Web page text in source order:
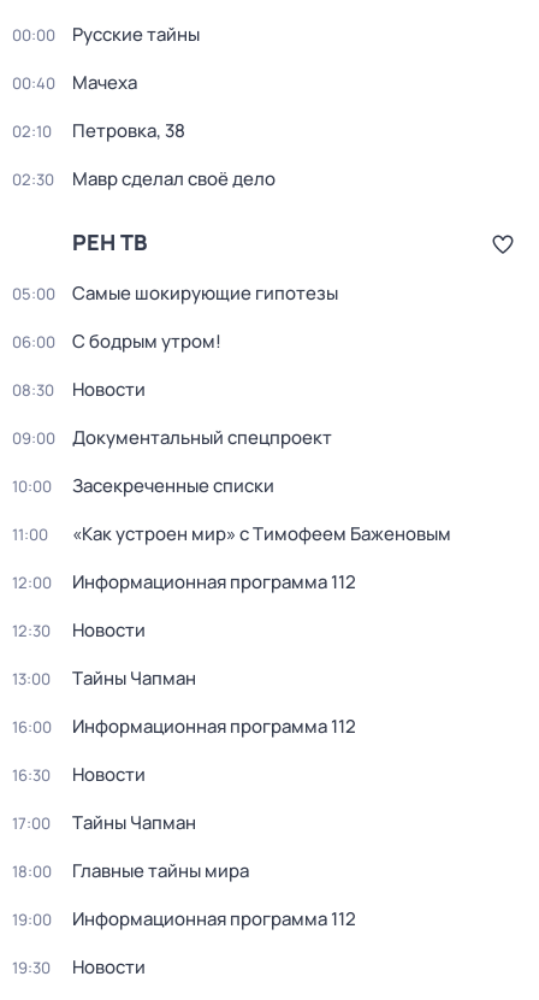
00:00 Русские тайны
00:40 Мачеха
02:10 Петровка, 38
02:30 Мавр сделал своё дело
РЕН ТВ
05:00 Самые шoкиpующие гипотезы
06:00 С бодрым утром!
08:30 Новости
09:00 Документальный спецпроект
10:00 Заcекрeченные списки
11:00 «Как устроен мир» с Тимофеем Баженовым
12:00 Информационная программа 112
12:30 Новости
13:00 Тaйны Чапман
16:00 Информационная программа 112
16:30 Новости
17:00 Тaйны Чапман
18:00 Главные тайны мира
19:00 Информационная программа 112
19:30 Новости